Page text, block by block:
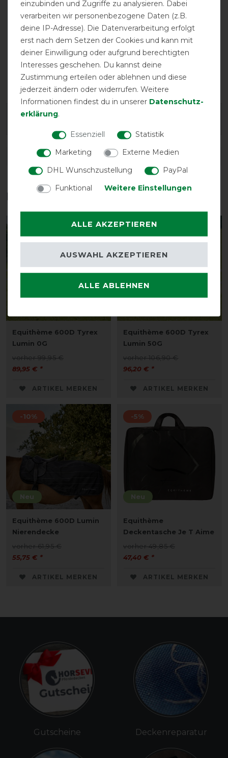
atmungsaktiv wasserdicht
Wasch- und Pflegehinweis
DETAILS ZUR PRODUKTSICHERHEIT
Das perfekte Zubehör für dich
Equithème 600D Tyrex
Lumin 0G
vorher 99,95 €
89,95 € *
ARTIKEL MERKEN
-10%
Equithème 600D Tyrex
Lumin 50G
vorher 106,90 €
96,20 € *
ARTIKEL MERKEN
Neu
-10%
Equithème 600D Lumin
Nierendecke
vorher 61,95 €
55,75 € *
ARTIKEL MERKEN
Neu
-5%
Equithème
Deckentasche Je T Aime
vorher 49,85 €
47,40 € *
ARTIKEL MERKEN
Gutscheine Deckenreparatur
einzubinden und Zugriffe zu analysieren. Dabei
verarbeiten wir personenbezogene Daten (z.B.
deine IP-Adresse). Die Datenverarbeitung erfolgt
erst nach dem Setzen der Cookies und kann mit
deiner Einwilligung oder aufgrund berechtigten
Interesses geschehen. Du kannst deine
Zustimmung erteilen oder ablehnen und diese
jederzeit ändern oder widerrufen. Weitere
Informationen findest du in unserer Daten­schutz­
erklärung.
Essenziell
Statistik
Marketing
Externe Medien
DHL Wunschzustellung
PayPal
Funktional
Weitere Einstellungen
ALLE AKZEPTIEREN
ALLE ABLEHNEN
AUSWAHL AKZEPTIEREN